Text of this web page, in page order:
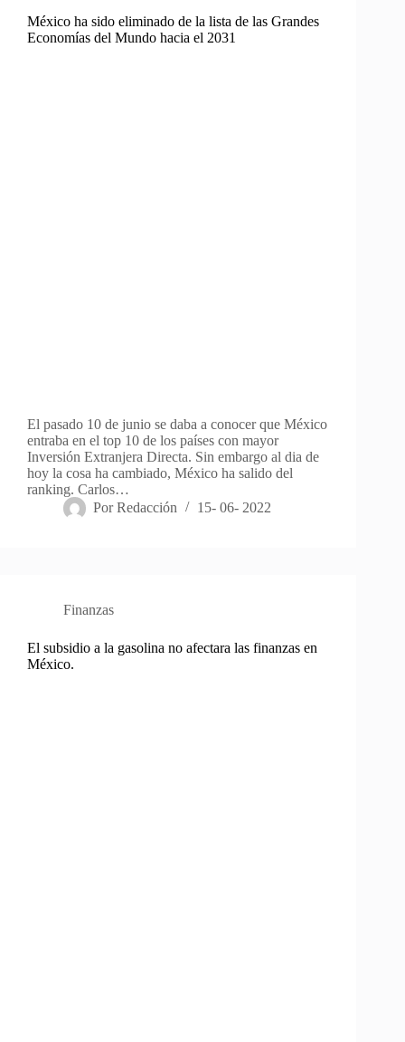
México ha sido eliminado de la lista de las Grandes
Economías del Mundo hacia el 2031
El pasado 10 de junio se daba a conocer que México
entraba en el top 10 de los países con mayor
Inversión Extranjera Directa. Sin embargo al dia de
hoy la cosa ha cambiado, México ha salido del
ranking. Carlos…
Por Redacción 15- 06- 2022
Finanzas
El subsidio a la gasolina no afectara las finanzas en
México.